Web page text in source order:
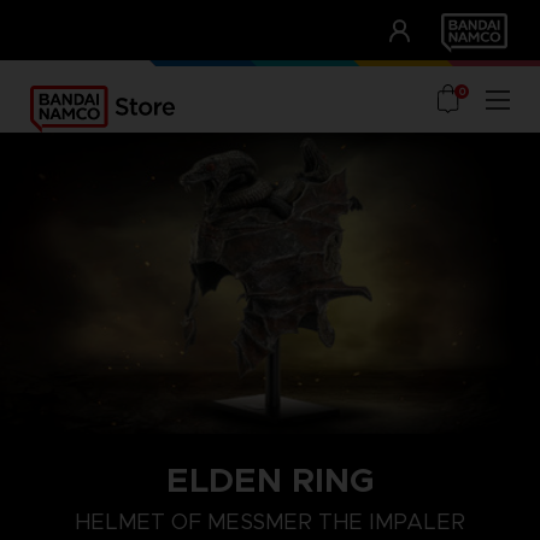
UNSERE VORTEILE
0
ELDEN RING
HELMET OF MESSMER THE IMPALER